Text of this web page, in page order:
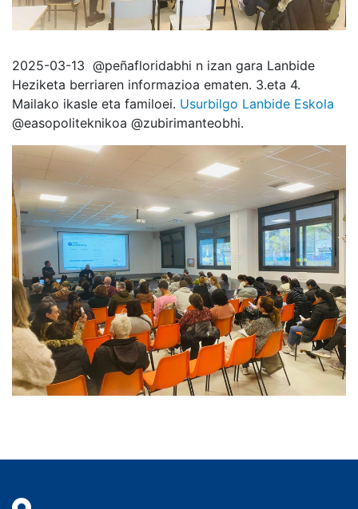
2025-03-13 @peñafloridabhi n izan gara Lanbide
Heziketa berriaren informazioa ematen. 3.eta 4.
Mailako ikasle eta familoei. Usurbilgo Lanbide Eskola
@easopoliteknikoa @zubirimanteobhi.